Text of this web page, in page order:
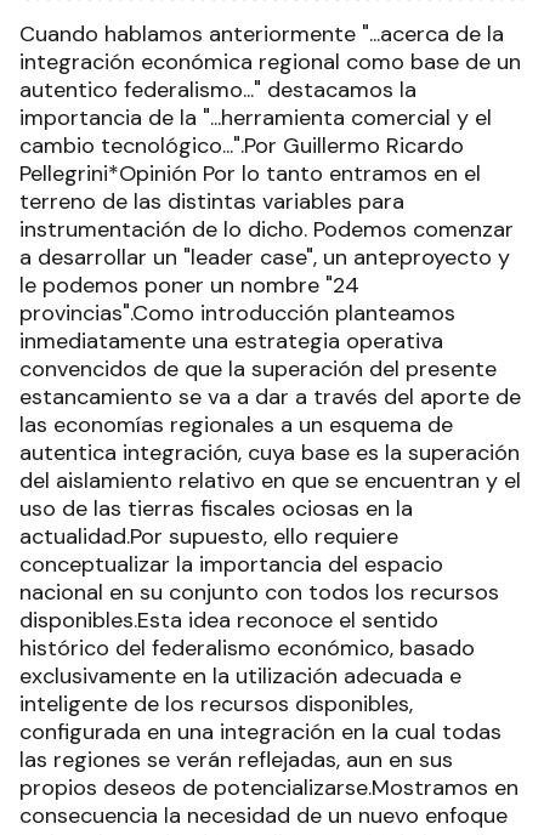
Cuando hablamos anteriormente "...acerca de la
integración económica regional como base de un
autentico federalismo..." destacamos la
importancia de la "...herramienta comercial y el
cambio tecnológico...".Por Guillermo Ricardo
Pellegrini*Opinión Por lo tanto entramos en el
terreno de las distintas variables para
instrumentación de lo dicho. Podemos comenzar
a desarrollar un "leader case", un anteproyecto y
le podemos poner un nombre "24
provincias".Como introducción planteamos
inmediatamente una estrategia operativa
convencidos de que la superación del presente
estancamiento se va a dar a través del aporte de
las economías regionales a un esquema de
autentica integración, cuya base es la superación
del aislamiento relativo en que se encuentran y el
uso de las tierras fiscales ociosas en la
actualidad.Por supuesto, ello requiere
conceptualizar la importancia del espacio
nacional en su conjunto con todos los recursos
disponibles.Esta idea reconoce el sentido
histórico del federalismo económico, basado
exclusivamente en la utilización adecuada e
inteligente de los recursos disponibles,
configurada en una integración en la cual todas
las regiones se verán reflejadas, aun en sus
propios deseos de potencializarse.Mostramos en
consecuencia la necesidad de un nuevo enfoque